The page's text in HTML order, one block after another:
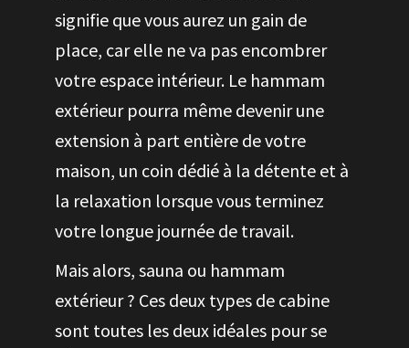
signifie que vous aurez un gain de
place, car elle ne va pas encombrer
votre espace intérieur. Le hammam
extérieur pourra même devenir une
extension à part entière de votre
maison, un coin dédié à la détente et à
la relaxation lorsque vous terminez
votre longue journée de travail.
Mais alors, sauna ou hammam
extérieur ? Ces deux types de cabine
sont toutes les deux idéales pour se